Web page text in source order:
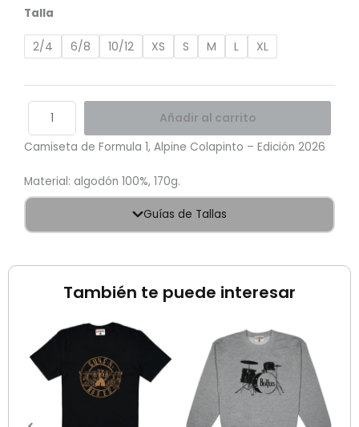
Talla
2/4 6/8 10/12 XS S M L XL
Colapinto
cantidad
Añadir al carrito
Camiseta de Formula 1, Alpine Colapinto – Edición 2026
Material: algodón 100%, 170g.
Guías de Tallas
También te puede interesar